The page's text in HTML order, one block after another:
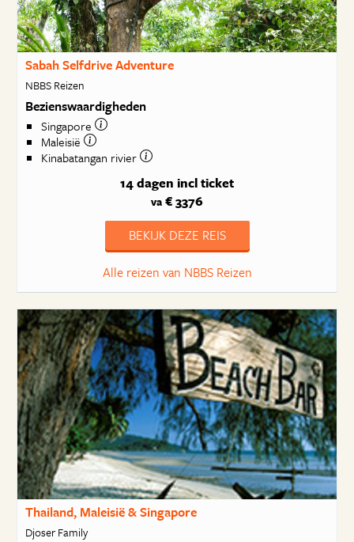
Sabah Selfdrive Adventure
NBBS Reizen
Bezienswaardigheden
Singapore
Maleisië
Kinabatangan rivier
14 dagen incl ticket
va € 3376
BEKIJK DEZE REIS
Alle reizen van NBBS Reizen
Thailand, Maleisië & Singapore
Djoser Family